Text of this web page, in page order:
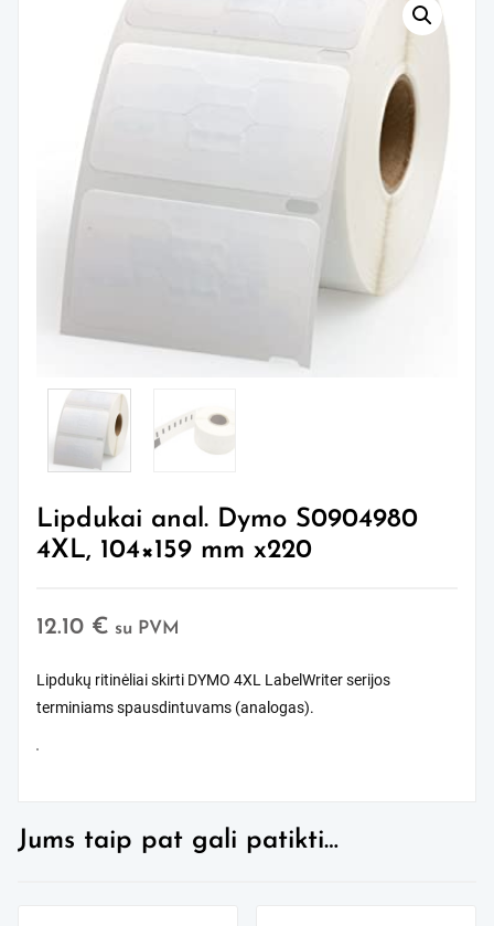
Lipdukai anal. Dymo S0904980
4XL, 104×159 mm x220
12.10 € su PVM
Lipdukų ritinėliai skirti DYMO 4XL LabelWriter serijos
terminiams spausdintuvams (analogas).
Jums taip pat gali patikti…